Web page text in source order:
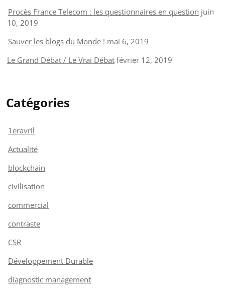
Procès France Telecom : les questionnaires en question juin
10, 2019
Sauver les blogs du Monde ! mai 6, 2019
Le Grand Débat / Le Vrai Débat février 12, 2019
Catégories
1eravril
Actualité
blockchain
civilisation
commercial
contraste
CSR
Développement Durable
diagnostic management